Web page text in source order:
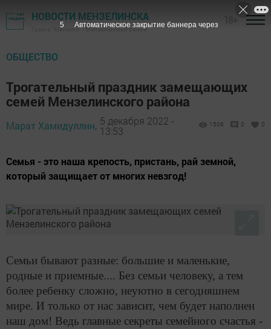
НОВОСТИ МЕНЗЕЛИНСКА
Газета "Мензеля" - Мензелинский район
ОБЩЕСТВО
Трогательный праздник замещающих
семей Мензелинского района
Марат Хамидуллин, 5 декабря 2022 -
13:53
1506 0 0
Семья - это наша крепость, пристань, рай земной,
который защищает от многих невзгод!
Семьи бывают разные: большие и маленькие,
родные и приемные.... Без семьи человеку, а тем
более ребенку сложно, неуютно в сегодняшнем
мире. И только от нас зависит, чем будет наполнен
наш дом! Ведь главные секреты семейного счастья -
4 Автоматическое закрытие баннера через